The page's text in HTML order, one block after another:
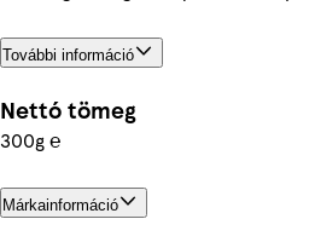
További információ
Nettó tömeg
300g ℮
Márkainformáció